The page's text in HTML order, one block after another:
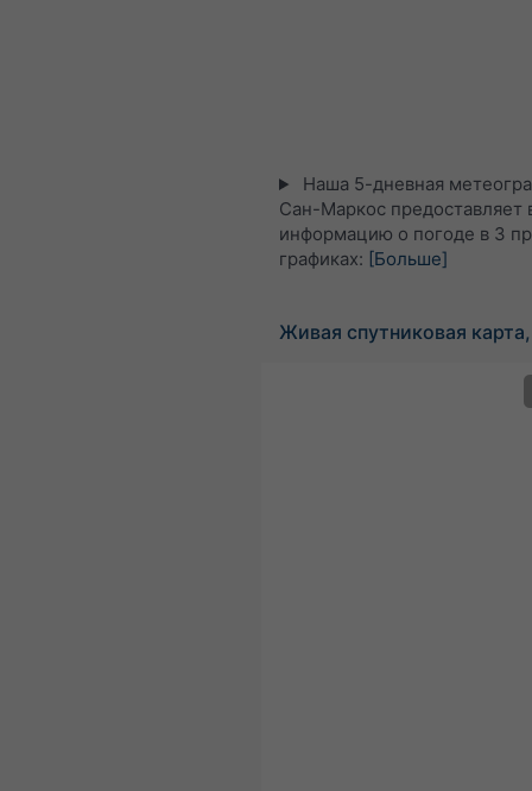
Наша 5-дневная
Сан-Маркос предоставляет
информацию о погоде в 3
графиках: [Больше]
Живая спутниковая